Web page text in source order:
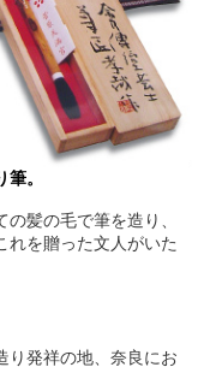
。
髪の毛で筆を造り、
れを贈った文人がいた
り発祥の地、奈良にお